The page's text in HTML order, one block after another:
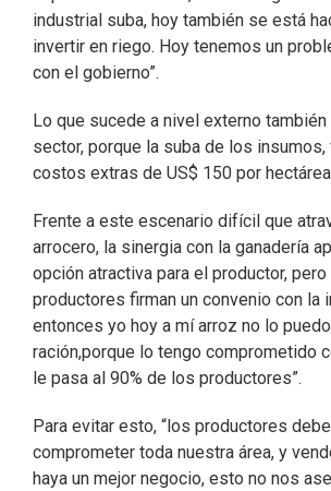
industrial suba, hoy también se está
invertir en riego. Hoy tenemos un
con el gobierno”.
Lo que sucede a nivel externo también
sector, porque la suba de los insumos,
costos extras de US$ 150 por
Frente a este escenario difícil que
arrocero, la sinergia con la ganadería
opción atractiva para el productor, pero
productores firman un convenio con la
entonces yo hoy a mí arroz no lo
ración,porque lo tengo comprometido
le pasa al 90% de los productores”.
Para evitar esto, “los productores
comprometer toda nuestra área, y
haya un mejor negocio, esto no nos